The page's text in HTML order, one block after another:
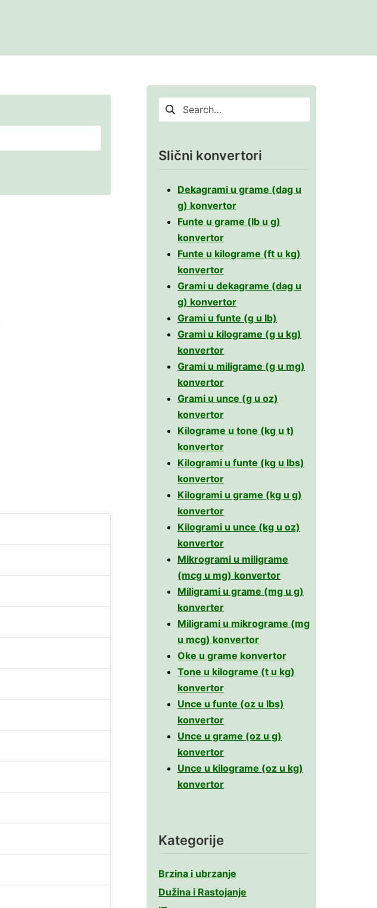
Pretraga
za:
Slični konvertori
Dekagrami u grame (dag u
g) konvertor
Funte u grame (lb u g)
konvertor
Funte u kilograme (ft u kg)
konvertor
Grami u dekagrame (dag u
g) konvertor
Grami u funte (g u lb)
Grami u kilograme (g u kg)
konvertor
Grami u miligrame (g u mg)
konvertor
Grami u unce (g u oz)
konvertor
Kilograme u tone (kg u t)
konvertor
Kilogrami u funte (kg u lbs)
konvertor
Kilogrami u grame (kg u g)
konvertor
Kilogrami u unce (kg u oz)
konvertor
Mikrogrami u miligrame
(mcg u mg) konvertor
Miligrami u grame (mg u g)
konverter
Miligrami u mikrograme (mg
u mcg) konvertor
Oke u grame konvertor
Tone u kilograme (t u kg)
konvertor
Unce u funte (oz u lbs)
konvertor
Unce u grame (oz u g)
konvertor
Unce u kilograme (oz u kg)
konvertor
Kategorije
Brzina i ubrzanje
Dužina i Rastojanje